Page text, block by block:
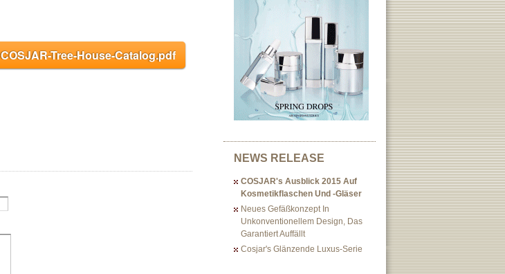
COSJAR-Tree-House-Catalog.pdf
NEWS RELEASE
COSJAR's Ausblick 2015 Auf
Kosmetikflaschen Und -gläser
Neues Gefäßkonzept In
Unkonventionellem Design, Das
Garantiert Auffällt
Cosjar's Glänzende Luxus-Serie